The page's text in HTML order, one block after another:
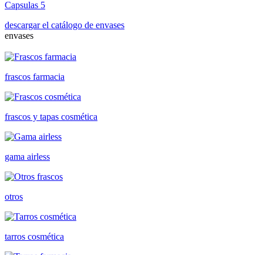
Capsulas 5
descargar el catálogo de envases
envases
frascos farmacia
frascos y tapas cosmética
gama airless
otros
tarros cosmética